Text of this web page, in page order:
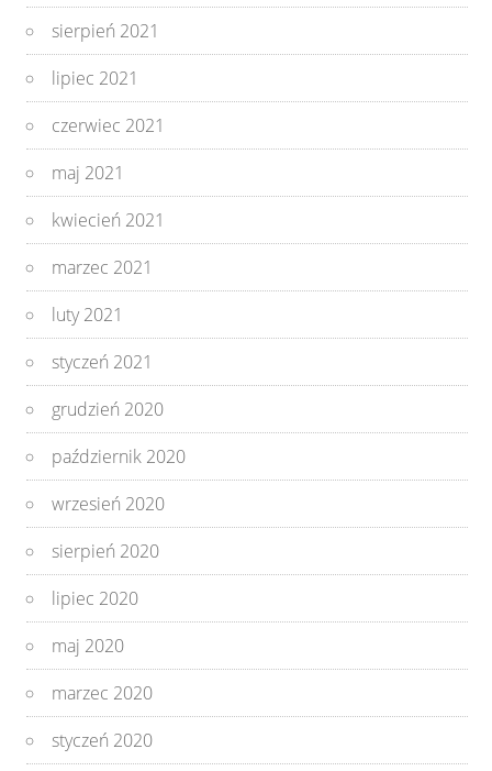
sierpień 2021
lipiec 2021
czerwiec 2021
maj 2021
kwiecień 2021
marzec 2021
luty 2021
styczeń 2021
grudzień 2020
październik 2020
wrzesień 2020
sierpień 2020
lipiec 2020
maj 2020
marzec 2020
styczeń 2020